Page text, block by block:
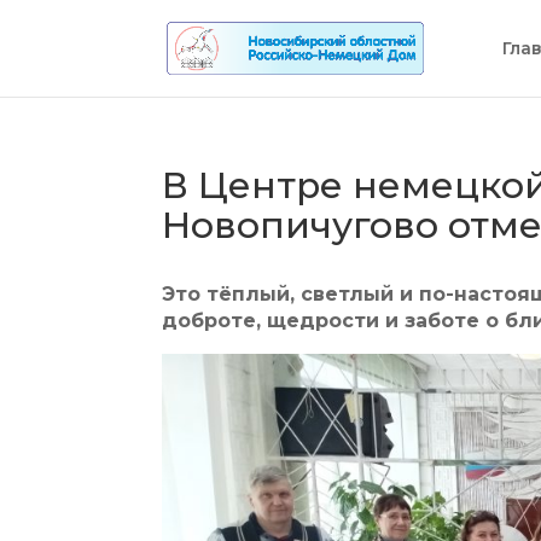
В Центре
Новопичугово
Это тёплый, светлый и по-
доброте, щедрости и заботе о